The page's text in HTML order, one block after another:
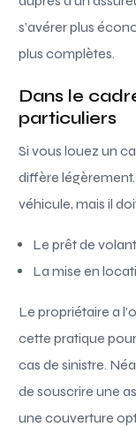
s’avérer plus
plus complètes.
Dans le
particuliers
Si vous louez un
diffère
véhicule, mais il
Le prêt de
La mise en
Le propriétaire a
cette pratique
cas de sinistre.
de souscrire une
une couverture